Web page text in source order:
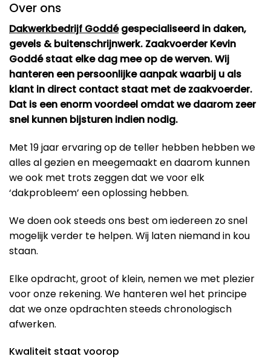
Over ons
Dakwerkbedrijf Goddégespecialiseerd in daken,
gevels & buitenschrijnwerk. Zaakvoerder Kevin
Goddé staat elke dag mee op de werven. Wij
hanteren een persoonlijke aanpak waarbij u als
klant in direct contact staat met de zaakvoerder.
Dat is een enorm voordeel omdat we daarom zeer
snel kunnen bijsturen indien nodig.
Met 19 jaar ervaring op de teller hebben hebben we
alles al gezien en meegemaakt en daarom kunnen
we ook met trots zeggen dat we voor elk
‘dakprobleem’ een oplossing hebben.
We doen ook steeds ons best om iedereen zo snel
mogelijk verder te helpen. Wij laten niemand in kou
staan.
Elke opdracht, groot of klein, nemen we met plezier
voor onze rekening. We hanteren wel het principe
dat we onze opdrachten steeds chronologisch
afwerken.
Kwaliteit staat voorop